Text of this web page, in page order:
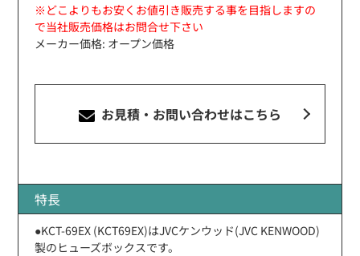
※どこよりもお安くお値引き販売する事を目指しますの
で当社販売価格はお問合せ下さい
メーカー価格: オープン価格
お見積・お問い合わせはこちら
特長
●KCT-69EX (KCT69EX)はJVCケンウッド(JVC KENWOOD)
製のヒューズボックスです。